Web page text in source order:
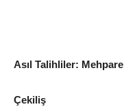
Asıl Talihliler: Mehpare
Çekiliş